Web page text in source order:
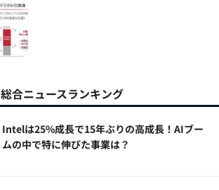
総合ニュースランキング
Intelは25%成長で15年ぶりの高成長！AIブー
ムの中で特に伸びた事業は？